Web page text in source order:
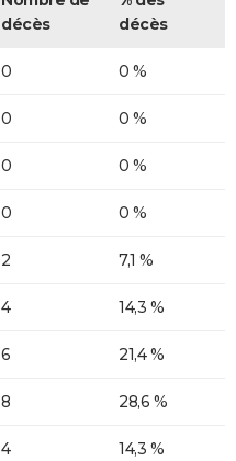
décès
décès
0 0 %
0 0 %
0 0 %
0 0 %
2 7,1 %
4 14,3 %
6 21,4 %
8 28,6 %
4 14,3 %